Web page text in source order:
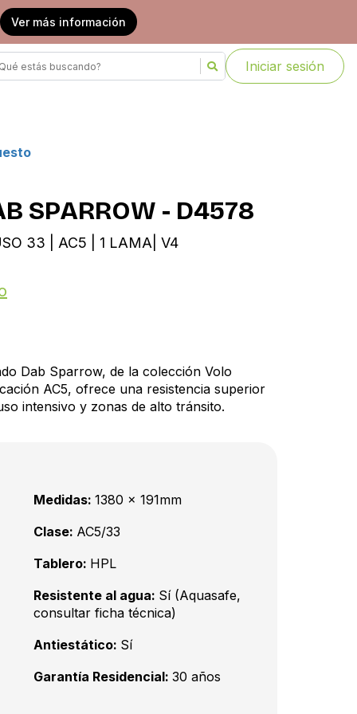
Ver más información
Iniciar sesión
SPARROW - D4578
33 | AC5 | 1 LAMA| V4
Dab Sparrow, de la colección Volo
AC5, ofrece una resistencia superior
intensivo y zonas de alto tránsito.
Medidas: 1380 x 191mm
Clase: AC5/33
Tablero: HPL
Resistente al agua: Sí (Aquasafe,
consultar ficha técnica)
Antiestático: Sí
Garantía Residencial: 30 años